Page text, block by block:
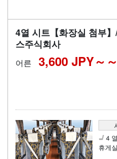
4열 시트【화장실 첨부
스주식회사
어른 3,600 JPY～
4 열
휴게실